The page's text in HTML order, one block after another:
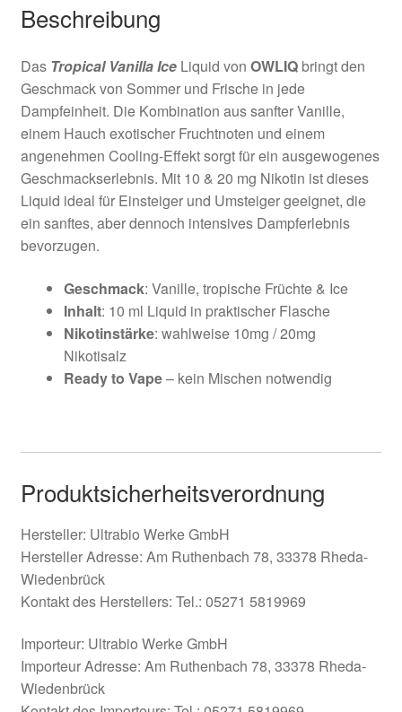
Beschreibung
Das Tropical Vanilla IceLiquid von OWLIQbringt den
Geschmack von Sommer und Frische in jede
Dampfeinheit. Die Kombination aus sanfter Vanille,
einem Hauch exotischer Fruchtnoten und einem
angenehmen Cooling-Effekt sorgt für ein ausgewogenes
Geschmackserlebnis. Mit 10 & 20 mg Nikotin ist dieses
Liquid ideal für Einsteiger und Umsteiger geeignet, die
ein sanftes, aber dennoch intensives Dampferlebnis
bevorzugen.
Geschmack: Vanille, tropische Früchte & Ice
Inhalt: 10 ml Liquid in praktischer Flasche
Nikotinstärke: wahlweise 10mg / 20mg
Nikotisalz
Ready to Vape– kein Mischen notwendig
Produktsicherheitsverordnung
Hersteller: Ultrabio Werke GmbH
Hersteller Adresse: Am Ruthenbach 78, 33378 Rheda-
Wiedenbrück
Kontakt des Herstellers: Tel.: 05271 5819969
Importeur: Ultrabio Werke GmbH
Importeur Adresse: Am Ruthenbach 78, 33378 Rheda-
Wiedenbrück